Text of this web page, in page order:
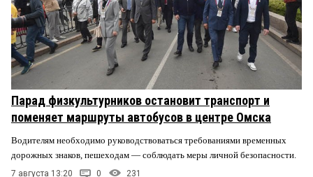
Парад физкультурников остановит транспорт и
поменяет маршруты автобусов в центре Омска
Водителям необходимо руководствоваться требованиями временных
дорожных знаков, пешеходам — соблюдать меры личной безопасности.
7 августа 13:20 0 231